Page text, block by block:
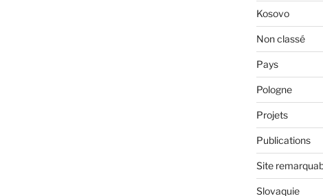
Kosovo
Non classé
Pays
Pologne
Projets
Publications
Site
Slovaquie